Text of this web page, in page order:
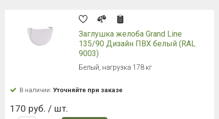
Заглушка желоба Grand Line
135/90 Дизайн ПВХ белый (RAL
9003)
Белый, нагрузка 178 кг
В наличии: Уточняйте при заказе
170 руб. / шт.